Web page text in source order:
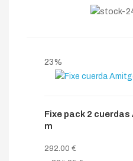
23%
Fixe pack 2 cuerdas
m
292.00 €